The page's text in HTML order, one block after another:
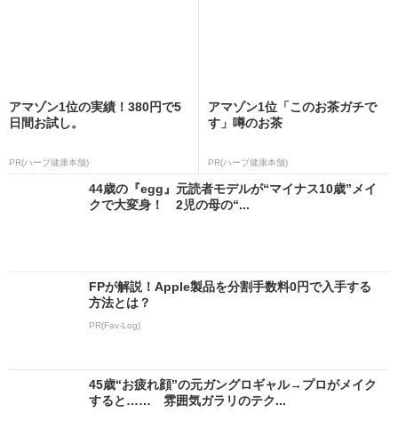
アマゾン1位の実績！380円で5
日間お試し。
PR(ハーブ健康本舗)
アマゾン1位「このお茶ガチで
す」噂のお茶
PR(ハーブ健康本舗)
44歳の『egg』元読者モデルが“マイナス10歳”メイ
クで大変身！ 2児の母の“...
FPが解説！Apple製品を分割手数料0円で入手する
方法とは？
PR(Fav-Log)
45歳“お疲れ顔”の元ガングロギャル→プロがメイク
すると…… 雰囲気ガラリのテク...